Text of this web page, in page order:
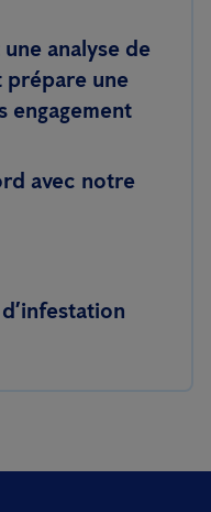
analyse de
une
engagement
avec notre